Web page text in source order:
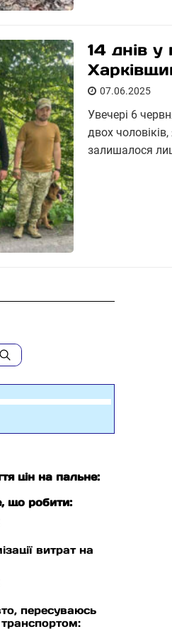
14 днів у
07.06.2025
Увечері 6
двох
залишалося
цін на пальне:
що робити:
витрат на
пересуваюсь